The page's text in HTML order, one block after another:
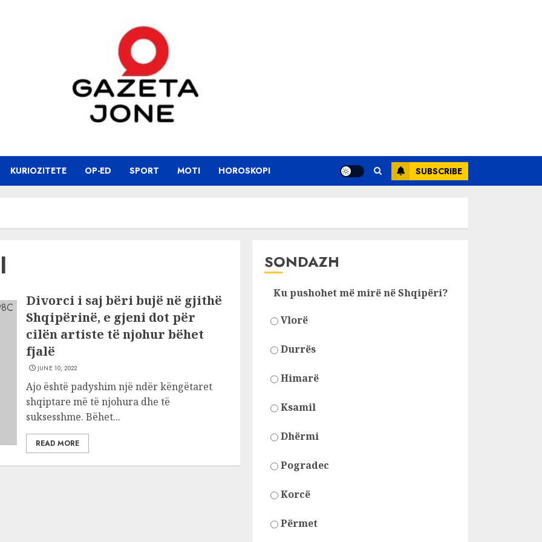
KURIOZITETE OP-ED SPORT MOTI HOROSKOPI SUBSCRIBE
Divorci i saj bëri bujë në gjithë
Shqipërinë, e gjeni dot për
cilën artiste të njohur bëhet
fjalë
JUNE 10, 2022
Ajo është padyshim një ndër këngëtaret
shqiptare më të njohura dhe të
suksesshme. Bëhet...
READ MORE
SONDAZH
Ku pushohet më mirë në Shqipëri?
Vlorë
Durrës
Himarë
Ksamil
Dhërmi
Pogradec
Korcë
Përmet